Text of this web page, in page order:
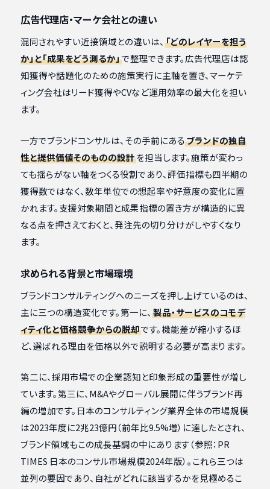
広告代理店・マーケ会社との違い
混同されやすい近接領域との違いは、 「どのレイヤーを担う
か」と「成果をどう測るか」で整理できます。広告代理店は認
知獲得や話題化のための施策実行に主軸を置き、マーケテ
ィング会社はリード獲得やCVなど運用効率の最大化を担い
ます。
一方でブランドコンサルは、その手前にあるブランドの独自
性と提供価値そのものの設計を担当します。施策が変わっ
ても揺らがない軸をつくる役割であり、評価指標も四半期の
獲得数ではなく、数年単位での想起率や好意度の変化に置
かれます。支援対象期間と成果指標の置き方が構造的に異
なる点を押さえておくと、発注先の切り分けがしやすくなり
ます。
求められる背景と市場環境
ブランドコンサルティングへのニーズを押し上げているのは、
主に三つの構造変化です。第一に、 製品・サービスのコモデ
ィティ化と価格競争からの脱却です。機能差が縮小するほ
ど、選ばれる理由を価格以外で説明する必要が高まります。
第二に、採用市場での企業認知と印象形成の重要性が増し
ています。第三に、M&Aやグローバル展開に伴うブランド再
編の増加です。日本のコンサルティング業界全体の市場規模
は2023年度に2兆23億円（前年比9.5%増）に達したとされ、
ブランド領域もこの成長基調の中にあります（参照：PR
TIMES 日本のコンサル市場規模2024年版）。これら三つは
並列の要因であり、自社がどれに該当するかを見極めるこ